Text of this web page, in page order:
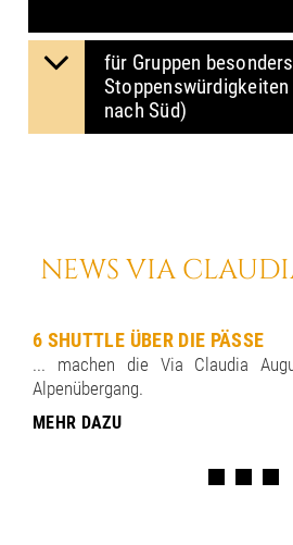
für Gruppen
nach Süd)
NEWS VIA
6 SHUTTLE ÜBER DIE PÄSSE
... machen die Via Claudia
Alpenübergang.
MEHR DAZU